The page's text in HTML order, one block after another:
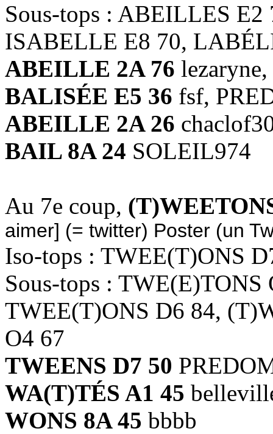
Sous-tops : ABEILLES
ISABELLE E8 70,
ABEILLE 2A 76
BALISÉE E5 36 fsf,
ABEILLE 2A 26
BAIL 8A 24 SOLEIL974
Au 7e coup,
aimer] (= twitter) Poster (un
Iso-tops : TWEE(T)ONS
Sous-tops :
TWEE(T)ONS D6 84,
O4 67
TWEENS D7 50
WA(T)TÉS A1 45
WONS 8A 45 bbbb